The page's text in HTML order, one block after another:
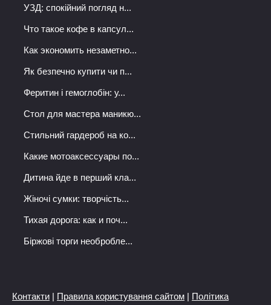
УЗД: спокійний погляд н...
Что такое кофе в капсул...
Как экономить незаметно...
Як безпечно купити чи п...
Феритин і гемоглобін: у...
Стол для мастера маникю...
Стильний гардероб на ко...
Какие мотоаксессуары по...
Дитина йде в перший кла...
Жіночі сумки: творчість...
Тихая дорога: как и поч...
Біржові торги необробле...
Контакти | Правила користування сайтом | Політика